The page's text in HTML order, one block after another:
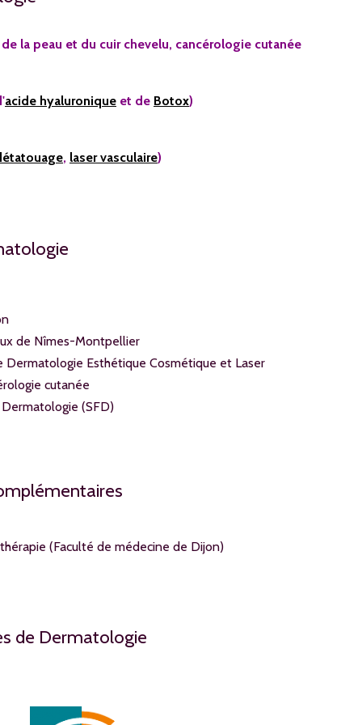
la peau et du cuir chevelu, cancérologie cutanée
acide hyaluronique et de Botox)
, laser vasculaire)
de Nîmes-Montpellier
Esthétique Cosmétique et Laser
cutanée
(SFD)
(Faculté de médecine de Dijon)
de Dermatologie